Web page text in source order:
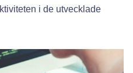
i de utvecklade